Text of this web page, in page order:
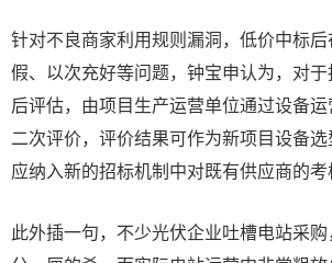
针对不良商家利用规则漏洞，低价中标
假、以次充好等问题，钟宝申认为，对
后评估，由项目生产运营单位通过设备
二次评价，评价结果可作为新项目设备
应纳入新的招标机制中对既有供应商的考
此外插一句，不少光伏企业吐槽电站采